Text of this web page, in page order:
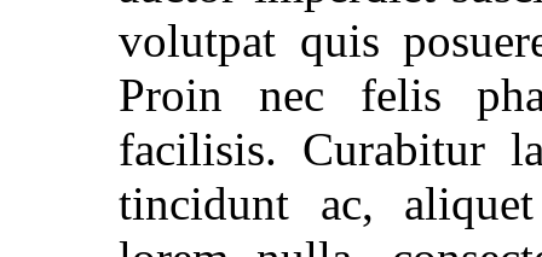
volutpat quis
Proin nec felis
facilisis. Curabitur
tincidunt ac,